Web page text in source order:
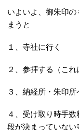
いよいよ、御朱印
まうと
１、寺社に行く
２、参拝する（こ
３、納経所・朱印
４、受け取り時手
段が決まっていない